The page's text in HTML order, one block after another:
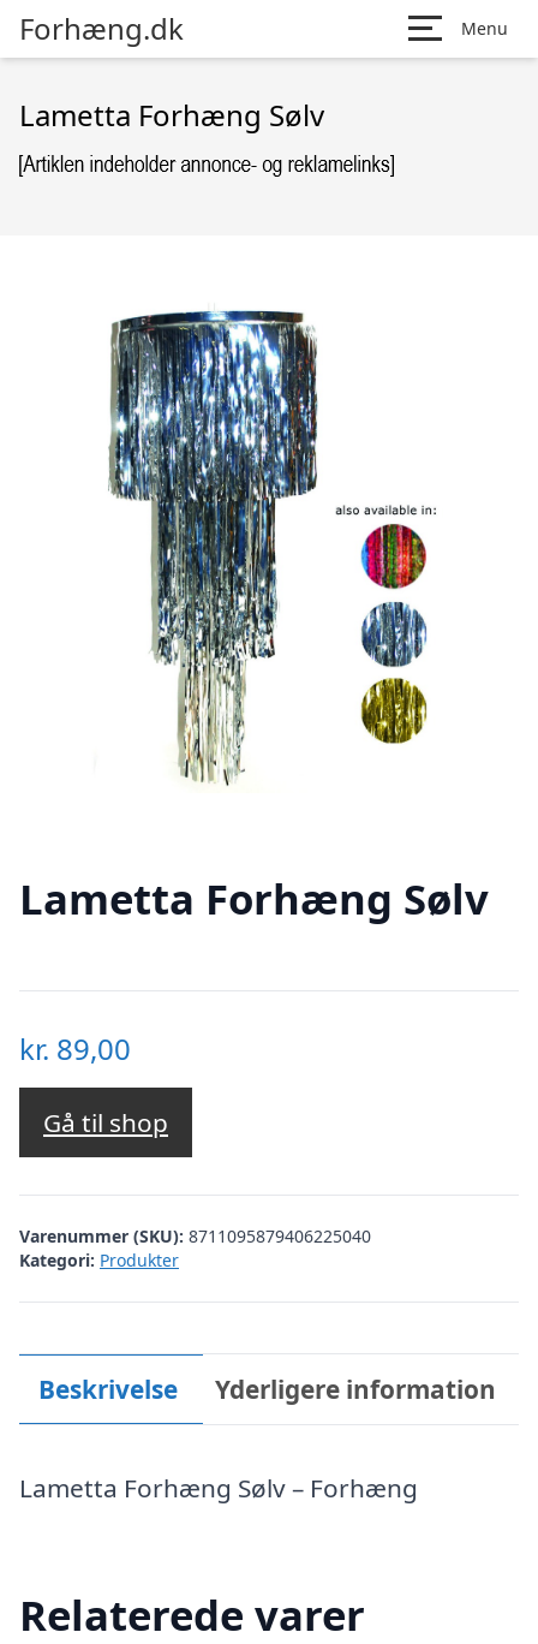
Forhæng.dk Menu
Lametta Forhæng Sølv
Lametta Forhæng Sølv
kr. 89,00
Gå til shop
Varenummer (SKU): 8711095879406225040
Kategori: Produkter
Beskrivelse Yderligere information
Lametta Forhæng Sølv – Forhæng
Relaterede varer